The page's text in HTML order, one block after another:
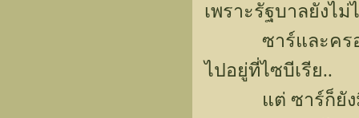
เพราะรัฐบาลยังไ
ซาร์และครอบค
ไปอยู่ที่ไซบีเรีย..
แต่ ซาร์ก็ยังมีข้